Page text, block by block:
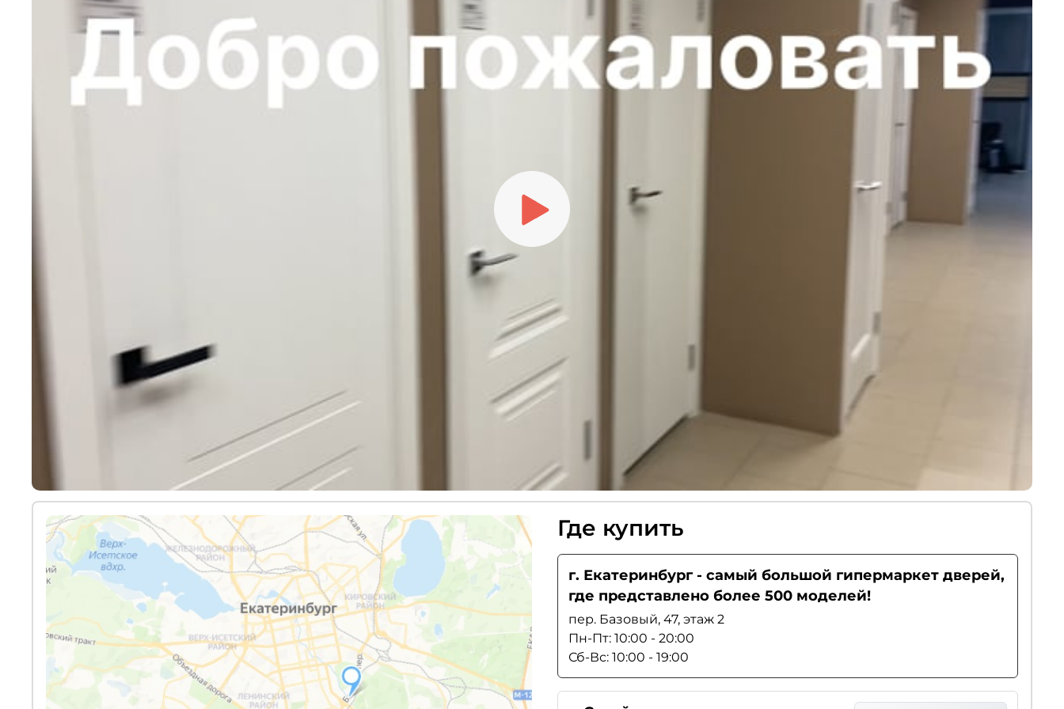
Где купить
г. Екатеринбург - самый большой гипермаркет дверей,
где представлено более 500 моделей!
пер. Базовый, 47, этаж 2
Пн-Пт: 10:00 - 20:00
Сб-Вс: 10:00 - 19:00